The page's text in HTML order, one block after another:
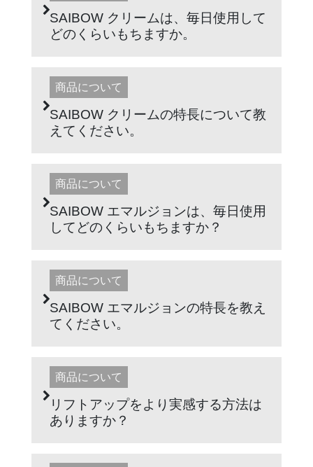
SAIBOW クリームは、毎日使用して
どのくらいもちますか。
商品について
SAIBOW クリームの特長について教
えてください。
商品について
SAIBOW エマルジョンは、毎日使用
してどのくらいもちますか？
商品について
SAIBOW エマルジョンの特長を教え
てください。
商品について
リフトアップをより実感する方法は
ありますか？